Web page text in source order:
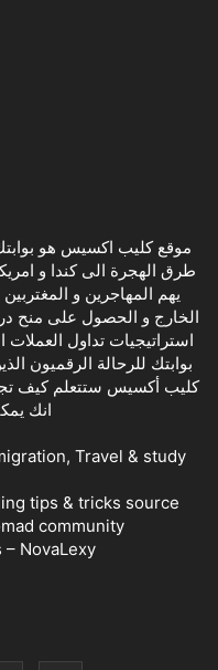
موقع كليب اكسيس هو
طرق الهجرة الى كندا و
يهم المهاجرين و
الخارج و الحصول على منح
استراتيجيات تداول
بوابتك للرحالة الرقميون
كليب أكسيس ستتعلم كيف
انك
Travel & study
tips & tricks source
community
NovaLexy